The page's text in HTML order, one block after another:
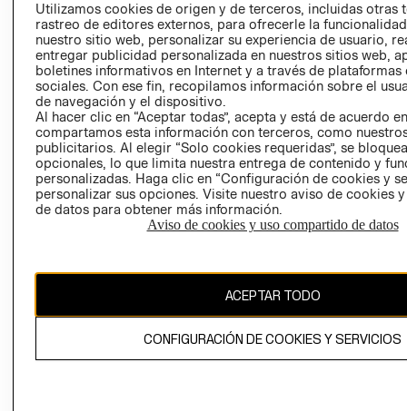
COOKIES
LIBRO DE
Ecuador ($)
CAMBIAR REGIÓN
El contenido de esta página web está protegido por copyright y es
Utilizamos cookies de origen y de terceros, incluidas otras
rastreo de editores externos, para ofrecerle la
nuestro sitio web, personalizar su experiencia de usuario,
entregar publicidad personalizada en nuestros sitios web,
boletines informativos en Internet y a través de plataformas
sociales. Con ese fin, recopilamos información sobre el
de navegación y el dispositivo.
Al hacer clic en “Aceptar todas”, acepta y está de acuerdo
compartamos esta información con terceros, como
publicitarios. Al elegir “Solo cookies requeridas”, se
opcionales, lo que limita nuestra entrega de contenido y
personalizadas. Haga clic en “Configuración de cookies y
personalizar sus opciones. Visite nuestro aviso de cookies
de datos para obtener más información.
Aviso de cookies y uso compartido de datos
ACEPTAR TODO
CONFIGURACIÓN DE COOKIES Y SERVICIOS